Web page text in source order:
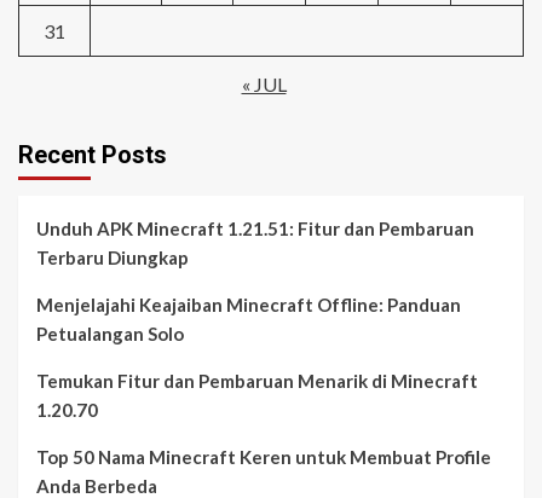
31
« JUL
Recent Posts
Unduh APK Minecraft 1.21.51: Fitur dan Pembaruan
Terbaru Diungkap
Menjelajahi Keajaiban Minecraft Offline: Panduan
Petualangan Solo
Temukan Fitur dan Pembaruan Menarik di Minecraft
1.20.70
Top 50 Nama Minecraft Keren untuk Membuat Profile
Anda Berbeda